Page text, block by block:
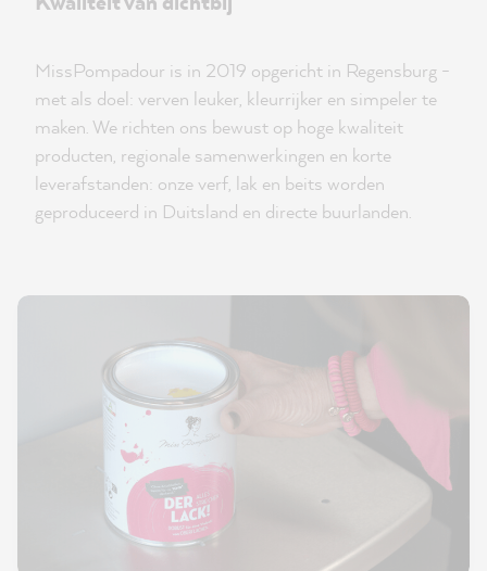
MissPompadour is in 2019 opgericht in Regensburg -
met als doel: verven leuker, kleurrijker en simpeler te
maken. We richten ons bewust op hoge kwaliteit
producten, regionale samenwerkingen en korte
leverafstanden: onze verf, lak en beits worden
geproduceerd in Duitsland en directe buurlanden.